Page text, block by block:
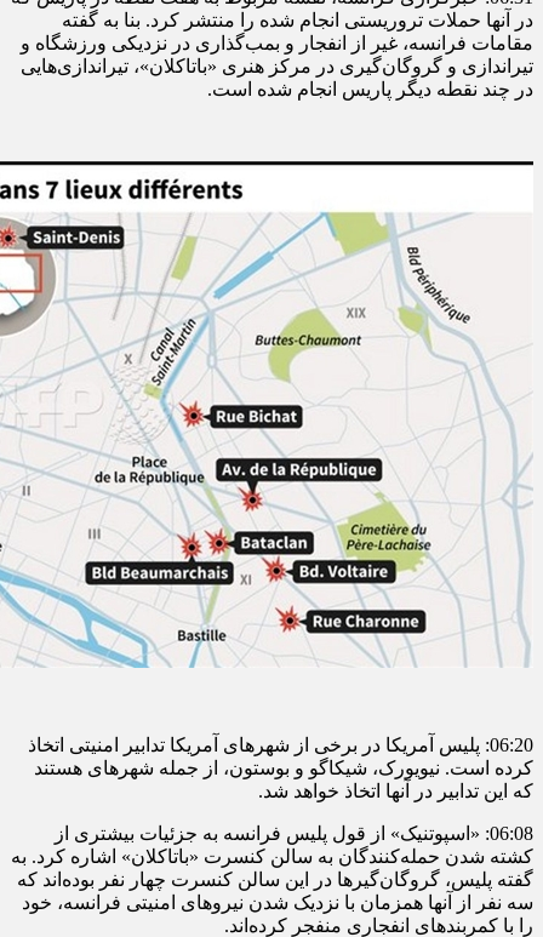
در آنها حملات تروریستی انجام شده را منتشر کرد. بنا به گفته
مقامات فرانسه، غیر از انفجار و بمب‌گذاری در نزدیکی ورزشگاه و
تیراندازی و گروگان‌گیری در مرکز هنری «باتاکلان»، تیراندازی‌هایی
در چند نقطه دیگر پاریس انجام شده است.
06:20: پلیس آمریکا در برخی از شهرهای آمریکا تدابیر امنیتی اتخاذ
کرده است. نیویورک، شیکاگو و بوستون، از جمله شهرهای هستند
که این تدابیر در آنها اتخاذ خواهد شد.
06:08: «اسپوتنیک» از قول پلیس فرانسه به جزئیات بیشتری از
کشته شدن حمله‌کنندگان به سالن کنسرت «باتاکلان» اشاره کرد. به
گفته پلیس، گروگان‌گیرها در این سالن کنسرت چهار نفر بوده‌اند که
سه نفر از آنها همزمان با نزدیک شدن نیروهای امنیتی فرانسه، خود
را با کمربندهای انفجاری منفجر کرده‌اند.